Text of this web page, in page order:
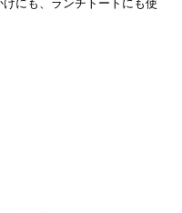
にも、ランチトートにも使